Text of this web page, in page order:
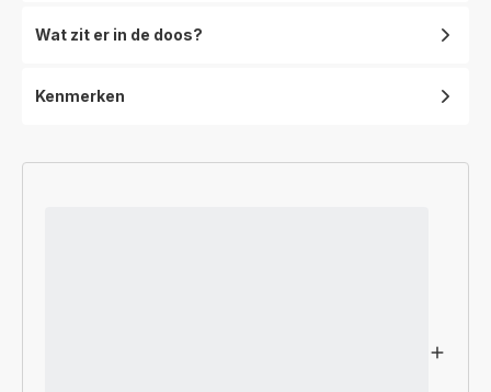
Wat zit er in de doos?
Kenmerken